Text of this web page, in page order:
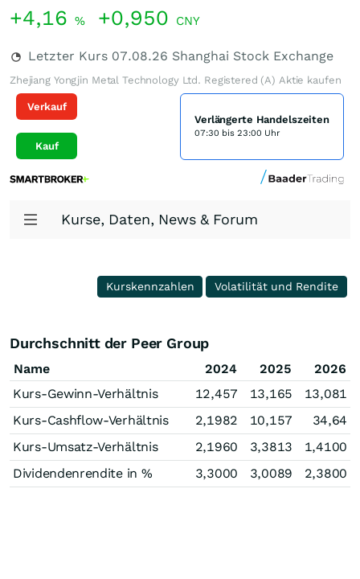
+4,16 % +0,950 CNY
Letzter Kurs 07.08.26 Shanghai Stock Exchange
Zhejiang Yongjin Metal Technology Ltd. Registered (A) Aktie kaufen
Verkauf
Kauf
Verlängerte Handelszeiten
07:30 bis 23:00 Uhr
Kurse, Daten, News & Forum
Kurskennzahlen Volatilität und Rendite
Durchschnitt der Peer Group
Name 2024 2025
2026
Kurs-Gewinn-Verhältnis
12,457 13,165
13,081
Kurs-Cashflow-Verhältnis
2,1982 10,157
34,64
Kurs-Umsatz-Verhältnis
2,1960 3,3813
1,4100
Dividendenrendite in %
3,3000 3,0089 2,3800